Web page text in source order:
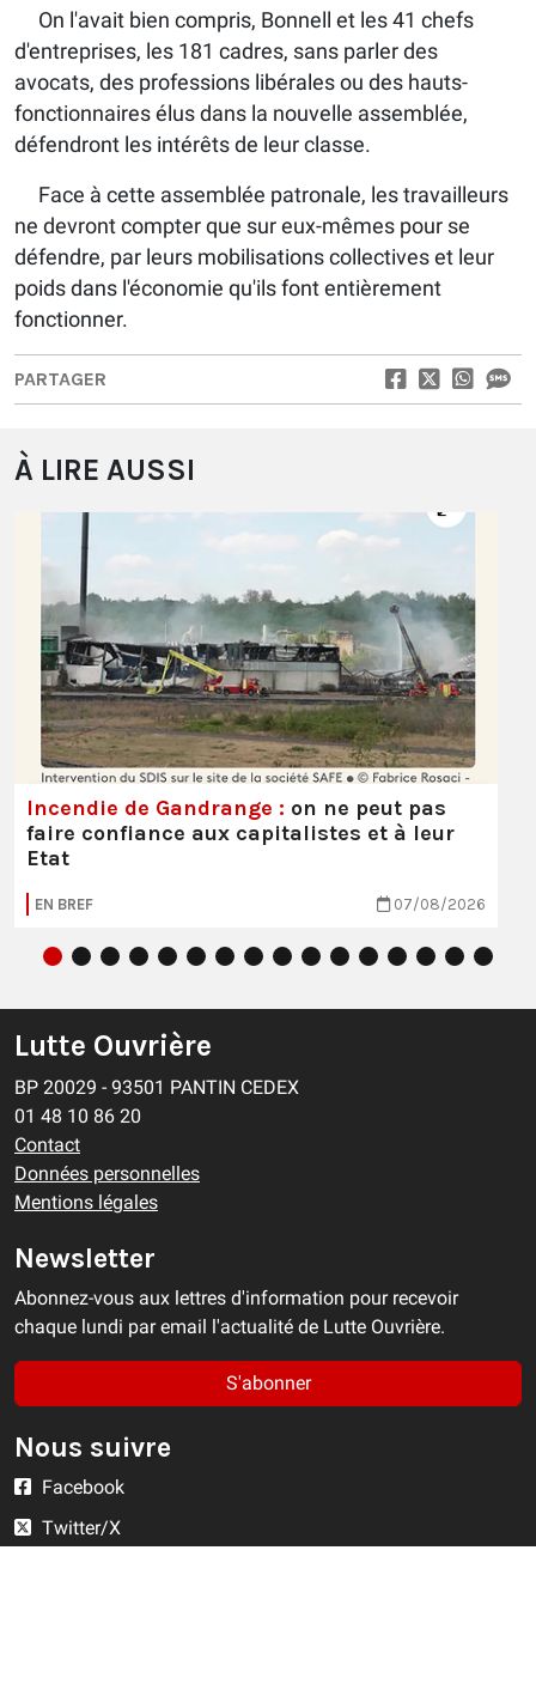
On l'avait bien compris, Bonnell et les 41 chefs
d'entreprises, les 181 cadres, sans parler des
avocats, des professions libérales ou des hauts-
fonctionnaires élus dans la nouvelle assemblée,
défendront les intérêts de leur classe.
Face à cette assemblée patronale, les travailleurs
ne devront compter que sur eux-mêmes pour se
défendre, par leurs mobilisations collectives et leur
poids dans l'économie qu'ils font entièrement
fonctionner.
PARTAGER
À LIRE AUSSI
Incendie de Gandrange : on ne peut pas
faire confiance aux capitalistes et à leur
Etat
EN BREF 07/08/2026
Lutte Ouvrière
BP 20029 - 93501 PANTIN CEDEX
01 48 10 86 20
Contact
Données personnelles
Mentions légales
Newsletter
Abonnez-vous aux lettres d'information pour recevoir
chaque lundi par email l'actualité de Lutte Ouvrière.
S'abonner
Nous suivre
Facebook
Twitter/X